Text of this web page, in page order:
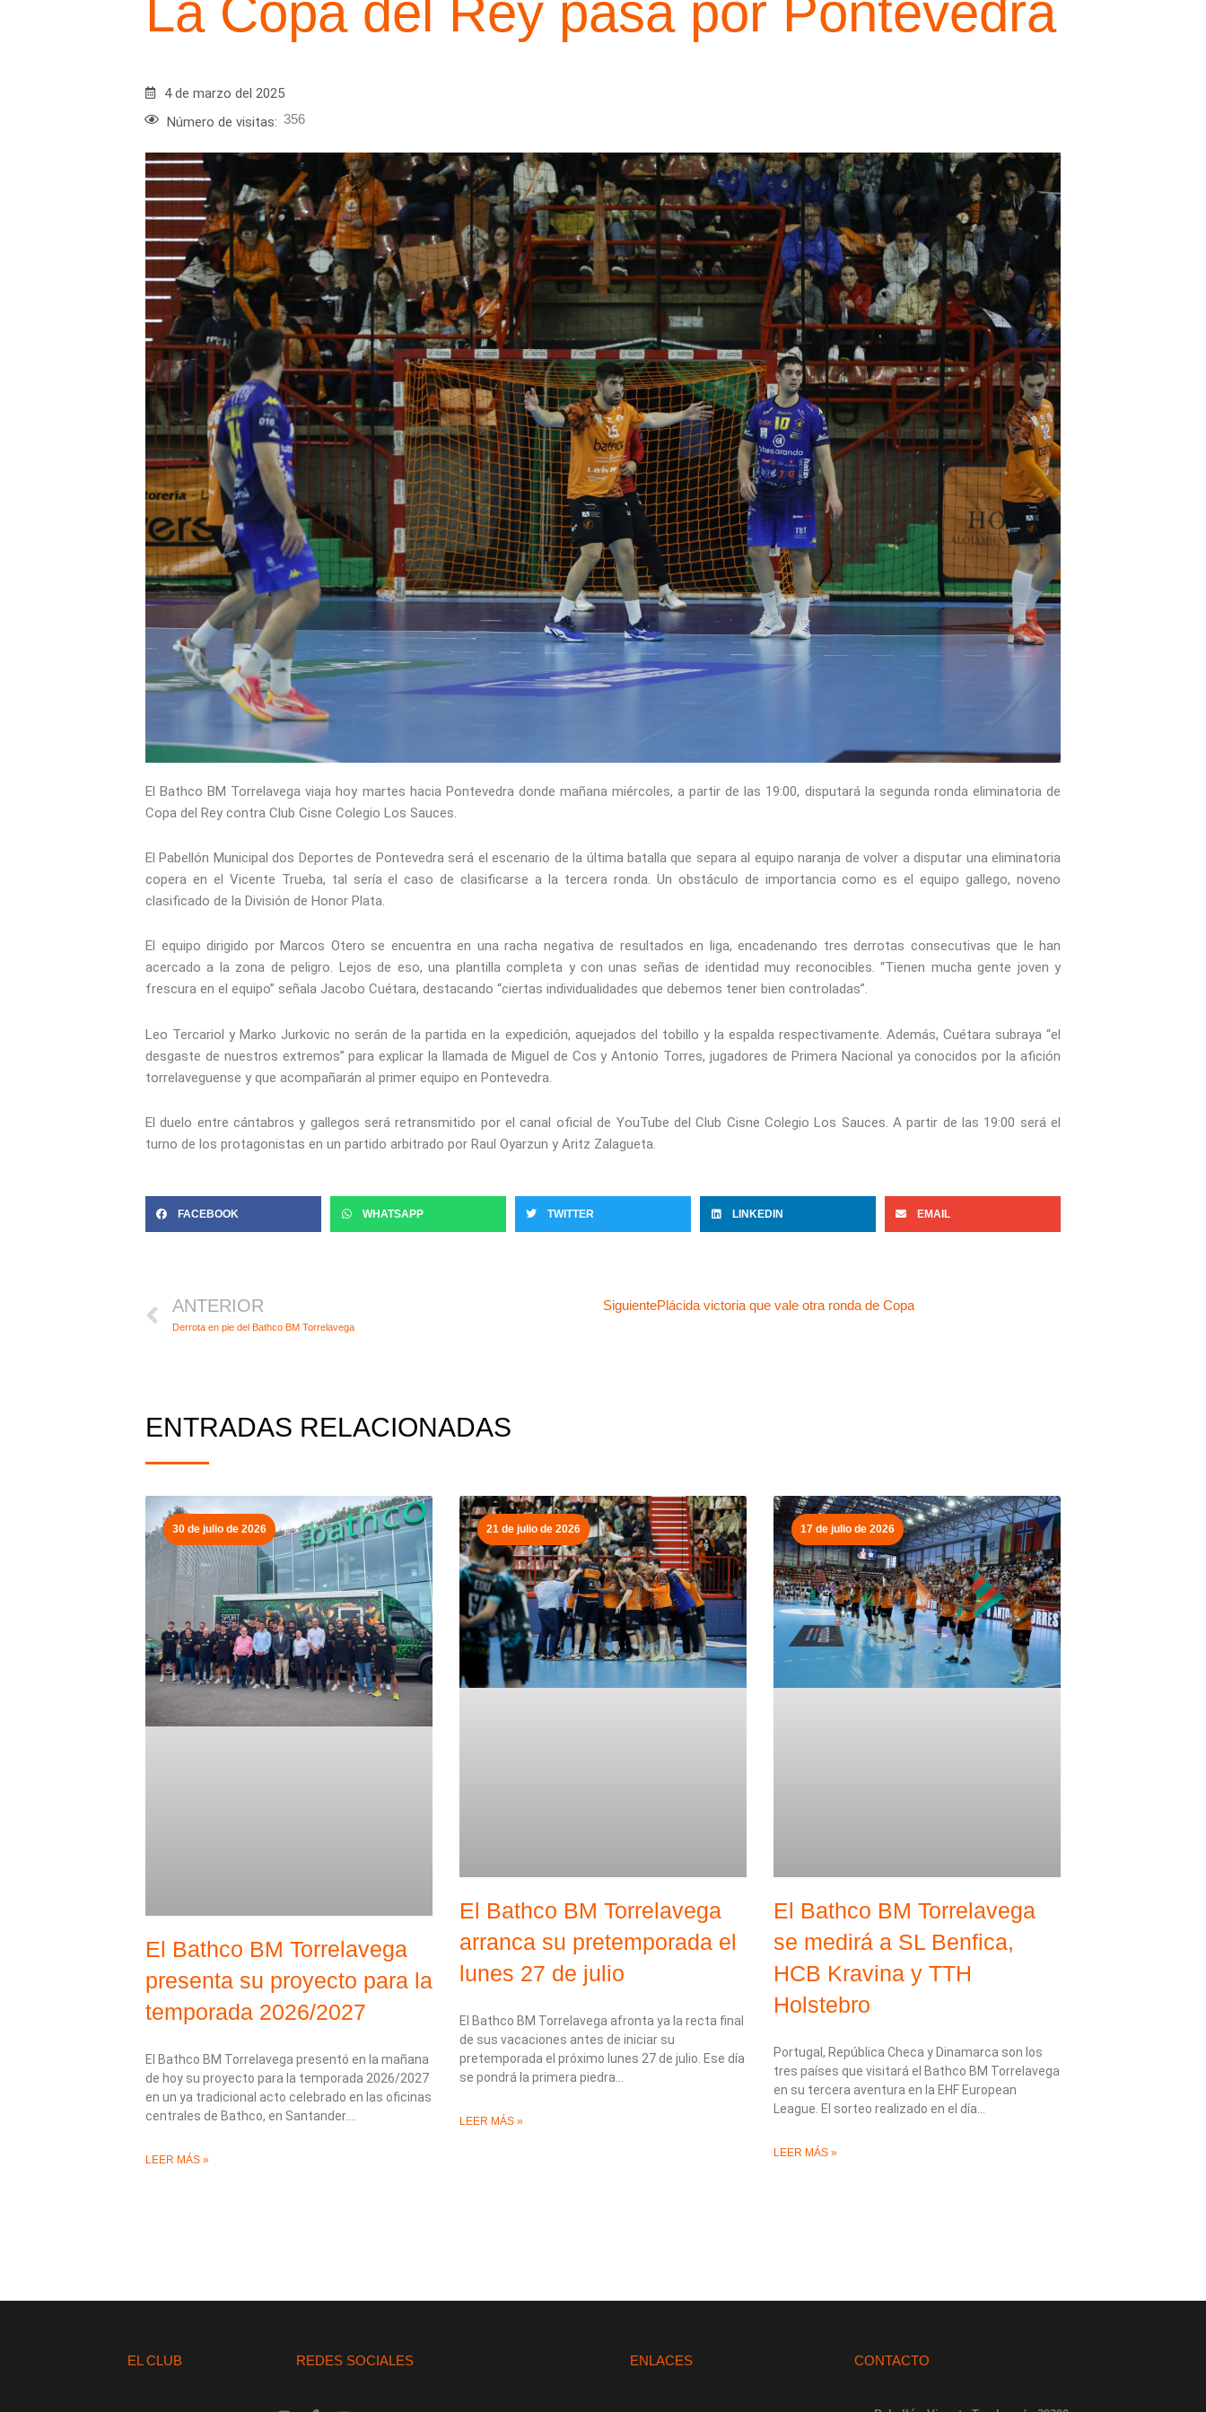
La Copa del Rey pasa por Pontevedra
4 de marzo del 2025
Número de visitas: 356
El Bathco BM Torrelavega viaja hoy martes hacia Pontevedra donde mañana miércoles, a partir de las 19:00, disputará la segunda ronda eliminatoria de
Copa del Rey contra Club Cisne Colegio Los Sauces.
El Pabellón Municipal dos Deportes de Pontevedra será el escenario de la última batalla que separa al equipo naranja de volver a disputar una eliminatoria
copera en el Vicente Trueba, tal sería el caso de clasificarse a la tercera ronda. Un obstáculo de importancia como es el equipo gallego, noveno
clasificado de la División de Honor Plata.
El equipo dirigido por Marcos Otero se encuentra en una racha negativa de resultados en liga, encadenando tres derrotas consecutivas que le han
acercado a la zona de peligro. Lejos de eso, una plantilla completa y con unas señas de identidad muy reconocibles. “Tienen mucha gente joven y
frescura en el equipo” señala Jacobo Cuétara, destacando “ciertas individualidades que debemos tener bien controladas”.
Leo Tercariol y Marko Jurkovic no serán de la partida en la expedición, aquejados del tobillo y la espalda respectivamente. Además, Cuétara subraya “el
desgaste de nuestros extremos” para explicar la llamada de Miguel de Cos y Antonio Torres, jugadores de Primera Nacional ya conocidos por la afición
torrelaveguense y que acompañarán al primer equipo en Pontevedra.
El duelo entre cántabros y gallegos será retransmitido por el canal oficial de YouTube del Club Cisne Colegio Los Sauces. A partir de las 19:00 será el
turno de los protagonistas en un partido arbitrado por Raul Oyarzun y Aritz Zalagueta.
FACEBOOK WHATSAPP TWITTER LINKEDIN EMAIL
ANTERIOR
Derrota en pie del Bathco BM Torrelavega
SiguientePlácida victoria que vale otra ronda de Copa
ENTRADAS RELACIONADAS
El Bathco BM Torrelavega
presenta su proyecto para la
temporada 2026/2027
El Bathco BM Torrelavega presentó en la mañana
de hoy su proyecto para la temporada 2026/2027
en un ya tradicional acto celebrado en las oficinas
centrales de Bathco, en Santander.
LEER MÁS »
30 de julio de 2026
El Bathco BM Torrelavega
arranca su pretemporada el
lunes 27 de julio
El Bathco BM Torrelavega afronta ya la recta final
de sus vacaciones antes de iniciar su
pretemporada el próximo lunes 27 de julio. Ese día
se pondrá la primera piedra
LEER MÁS »
21 de julio de 2026
El Bathco BM Torrelavega
se medirá a SL Benfica,
HCB Kravina y TTH
Holstebro
Portugal, República Checa y Dinamarca son los
tres países que visitará el Bathco BM Torrelavega
en su tercera aventura en la EHF European
League. El sorteo realizado en el día
LEER MÁS »
17 de julio de 2026
EL CLUB REDES SOCIALES ENLACES CONTACTO